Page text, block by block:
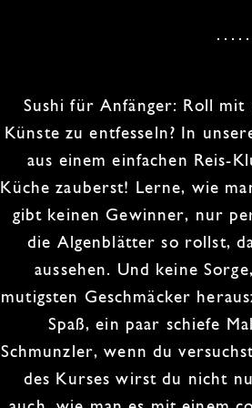
Sushi für Anfänger: Roll mit
Künste zu entfesseln? In
aus einem einfachen Reis-
Küche zauberst! Lerne, wie
gibt keinen Gewinner, nur
die Algenblätter so rollst,
aussehen. Und keine
mutigsten Geschmäcker
Spaß, ein paar schiefe
Schmunzler, wenn du
des Kurses wirst du nicht